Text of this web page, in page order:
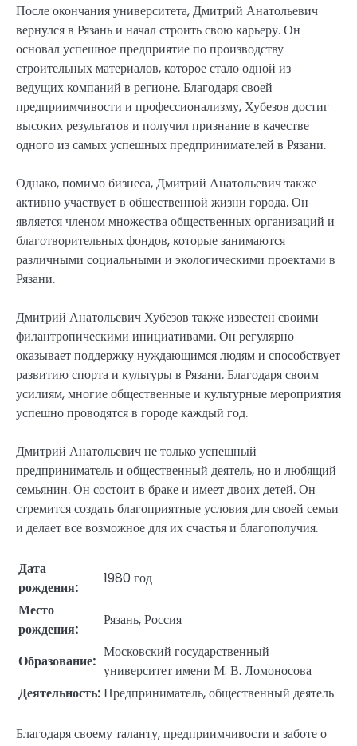
После окончания университета, Дмитрий Анатольевич
вернулся в Рязань и начал строить свою карьеру. Он
основал успешное предприятие по производству
строительных материалов, которое стало одной из
ведущих компаний в регионе. Благодаря своей
предприимчивости и профессионализму, Хубезов достиг
высоких результатов и получил признание в качестве
одного из самых успешных предпринимателей в Рязани.
Однако, помимо бизнеса, Дмитрий Анатольевич также
активно участвует в общественной жизни города. Он
является членом множества общественных организаций и
благотворительных фондов, которые занимаются
различными социальными и экологическими проектами в
Рязани.
Дмитрий Анатольевич Хубезов также известен своими
филантропическими инициативами. Он регулярно
оказывает поддержку нуждающимся людям и способствует
развитию спорта и культуры в Рязани. Благодаря своим
усилиям, многие общественные и культурные мероприятия
успешно проводятся в городе каждый год.
Дмитрий Анатольевич не только успешный
предприниматель и общественный деятель, но и любящий
семьянин. Он состоит в браке и имеет двоих детей. Он
стремится создать благоприятные условия для своей семьи
и делает все возможное для их счастья и благополучия.
Дата
рождения:
1980 год
Место
рождения:
Рязань, Россия
Образование:
Московский государственный
университет имени М. В. Ломоносова
Деятельность:Предприниматель, общественный деятель
Благодаря своему таланту, предприимчивости и заботе о